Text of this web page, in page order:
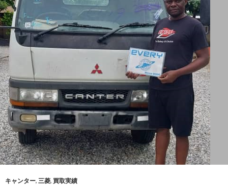
タ
ハ
イ
バ
ン
（CBF-
TRH200V）
2016
年
式
を
ウ
キャンター, 三菱, 買取実績